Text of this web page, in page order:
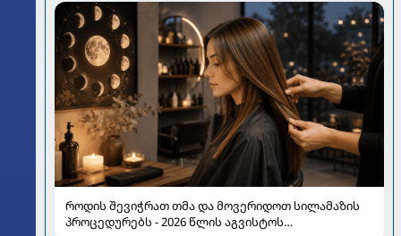
როდის შევიჭრათ თმა და მოვერიდოთ სილამაზის
პროცედურებს - 2026 წლის აგვისტოს